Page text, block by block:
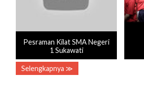
Pesraman Kilat SMA Negeri
1 Sukawati
Selengkapnya ≫